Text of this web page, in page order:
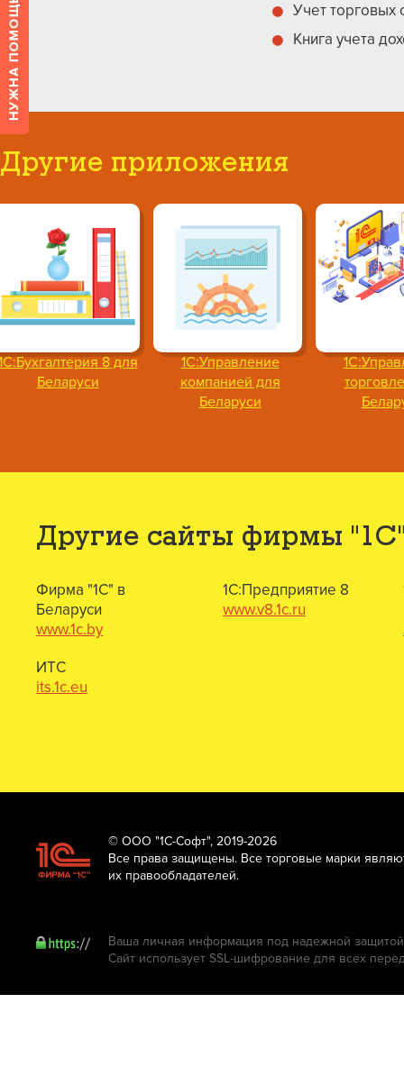
Учет торговых
Книга учета
Другие приложения
8 для
Беларуси
1С:Управление
компанией для
Беларуси
Другие сайты фирмы
Фирма "1С" в
Беларуси
www.1c.by
ИТС
its.1c.eu
1С:Предприятие 8
www.v8.1c.ru
© ООО "1С-Софт", 2019-2026
Все права защищены. Все торговые марки
их правообладателей.
Ваша личная информация под надежной
Сайт использует SSL-шифрование для всех